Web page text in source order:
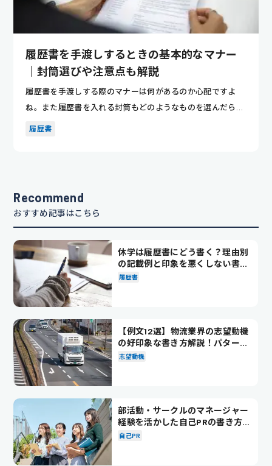
履歴書を手渡しするときの基本的なマナー
｜封筒選びや注意点も解説
履歴書を手渡しする際のマナーは何があるのか心配ですよ
ね。また履歴書を入れる封筒もどのようなものを選んだらい
いのか迷ってし...
履歴書
Recommend
おすすめ記事はこちら
休学は履歴書にどう書く？理由別
の記載例と印象を悪くしない書き
方を解説
履歴書
【例文12選】物流業界の志望動機
の好印象な書き方解説！パターン
別の例文も紹介
志望動機
部活動・サークルのマネージャー
経験を活かした自己PRの書き方を
徹底解説！
自己PR